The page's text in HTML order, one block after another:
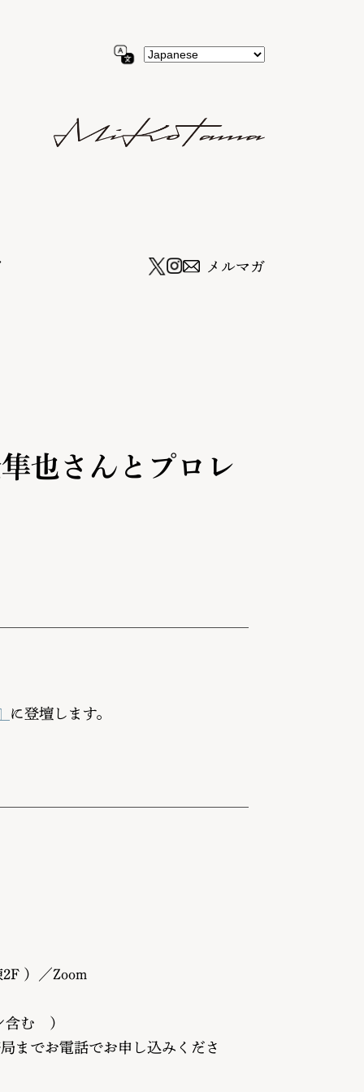
メルマガ
也さんとプロレ
に登壇します。
）／Zoom
む ）
でお電話でお申し込みくださ